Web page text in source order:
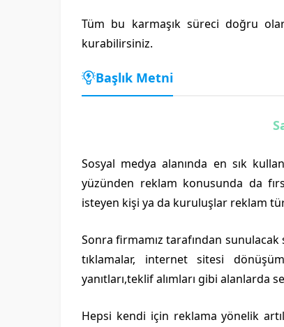
Tüm bu karmaşık süreci doğru
kurabilirsiniz.
Başlık Metni
Sosyal medya alanında en sık
yüzünden reklam konusunda da
isteyen kişi ya da kuruluşlar reklam
Sonra firmamız tarafından
tıklamalar, internet sitesi
yanıtları,teklif alımları gibi alanlarda
Hepsi kendi için reklama yönelik